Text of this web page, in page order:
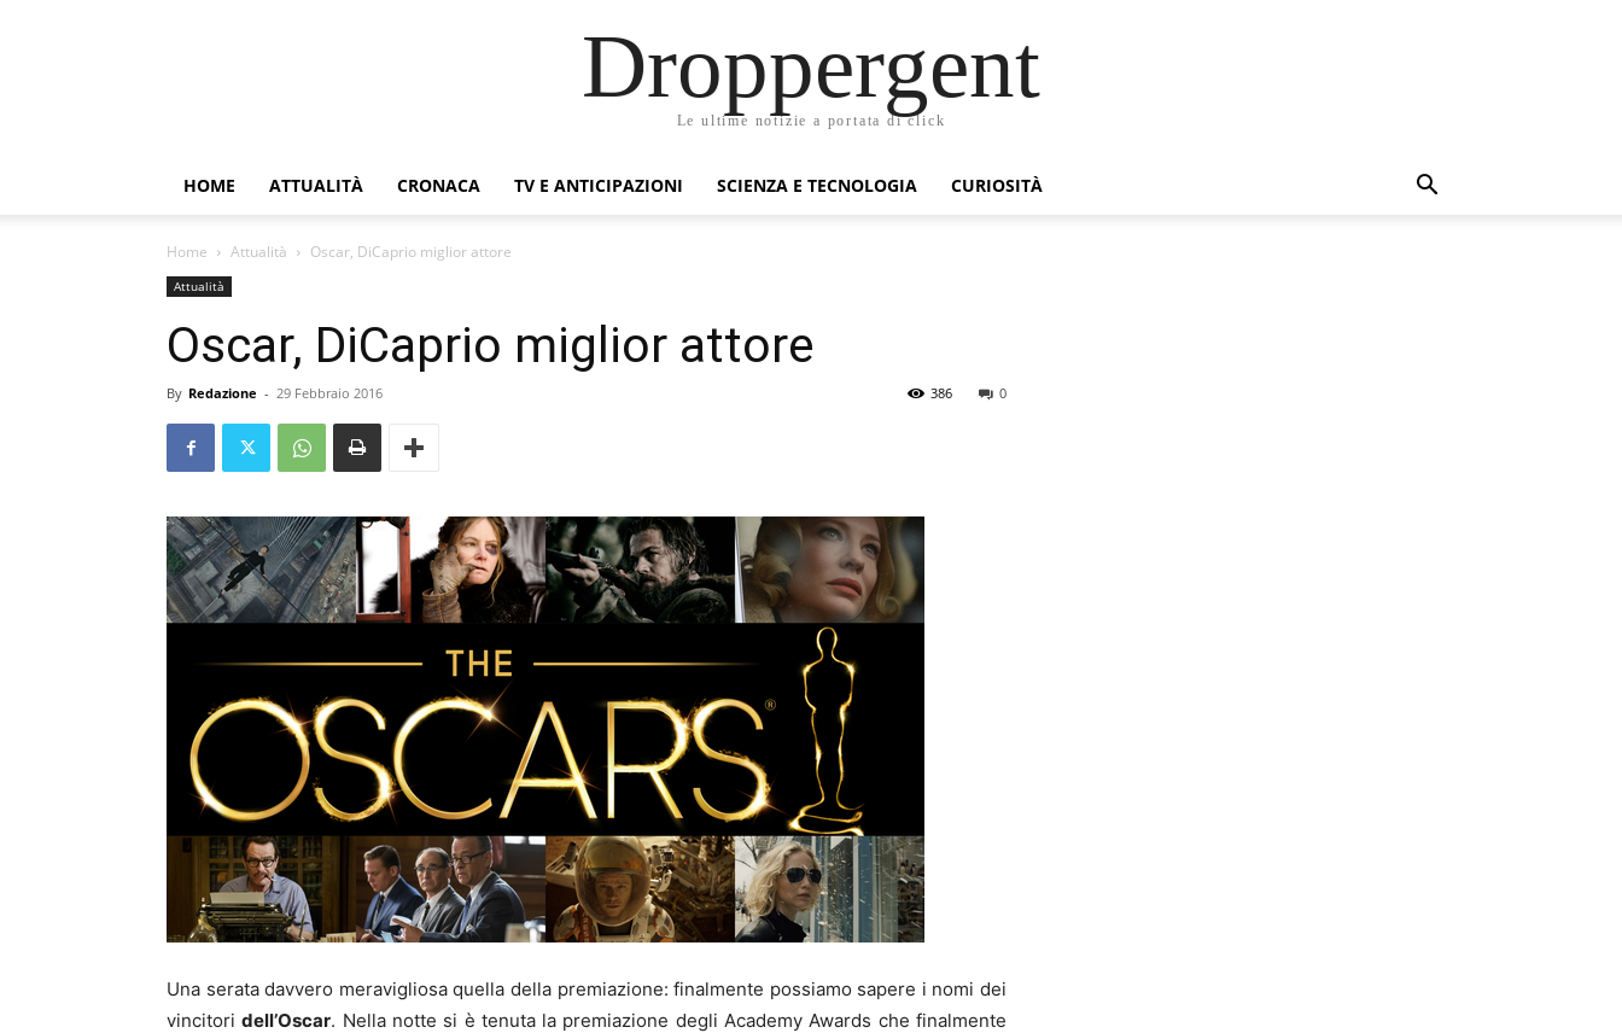
Droppergent
Le ultime notizie a portata di click
HOME ATTUALITÀ CRONACA TV E ANTICIPAZIONI SCIENZA E TECNOLOGIA CURIOSITÀ
Home Attualità Oscar, DiCaprio miglior attore
Attualità
Oscar, DiCaprio miglior attore
By Redazione - 29 Febbraio 2016 0
386
Una serata davvero meravigliosa quella della premiazione: finalmente possiamo sapere i nomi dei
vincitoridell’Oscar. Nella notte si è tenuta la premiazione degli Academy Awards che finalmente